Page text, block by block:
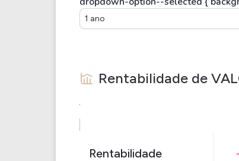
1 ano
Rentabilidade de
Rentabilidade